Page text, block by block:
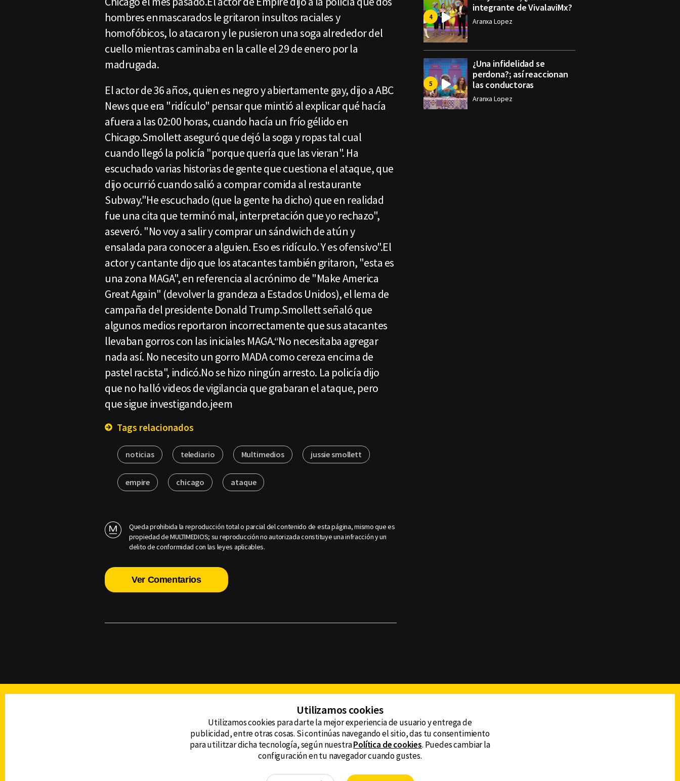
hombres enmascarados le gritaron insultos raciales y
homofóbicos, lo atacaron y le pusieron una soga alrededor del
cuello mientras caminaba en la calle el 29 de enero por la
madrugada.
El actor de 36 años, quien es negro y abiertamente gay, dijo a ABC
News que era "ridículo" pensar que mintió al explicar qué hacía
afuera a las 02:00 horas, cuando hacía un frío gélido en
Chicago.Smollett aseguró que dejó la soga y ropas tal cual
cuando llegó la policía "porque quería que las vieran". Ha
escuchado varias historias de gente que cuestiona el ataque, que
dijo ocurrió cuando salió a comprar comida al restaurante
Subway."He escuchado (que la gente ha dicho) que en realidad
fue una cita que terminó mal, interpretación que yo rechazo",
aseveró. "No voy a salir y comprar un sándwich de atún y
ensalada para conocer a alguien. Eso es ridículo. Y es ofensivo".El
actor y cantante dijo que los atacantes también gritaron, "esta es
una zona MAGA", en referencia al acrónimo de "Make America
Great Again" (devolver la grandeza a Estados Unidos), el lema de
campaña del presidente Donald Trump.Smollett señaló que
algunos medios reportaron incorrectamente que sus atacantes
llevaban gorros con las iniciales MAGA.“No necesitaba agregar
nada así. No necesito un gorro MADA como cereza encima de
pastel racista", indicó.No se hizo ningún arresto. La policía dijo
que no halló videos de vigilancia que grabaran el ataque, pero
que sigue investigando.jeem
Tags relacionados
noticias telediario Multimedios jussie smollett
empire chicago ataque
Queda prohibida la reproducción total o parcial del contenido de esta página, mismo que es
propiedad de MULTIMEDIOS; su reproducción no autorizada constituye una infracción y un
delito de conformidad con las leyes aplicables.
Ver Comentarios
integrante de VivalaviMx?
Aranxa Lopez
¿Una infidelidad se
perdona?; así reaccionan
las conductoras
Aranxa Lopez
DERECHOS RESERVADOS © CANAL 6 2026
Prohibida la reproducción total o parcial, incluyendo
CONTACTO
AVISO DE PRIVACIDAD
AVISO LEGAL
DEFENSORÍA DE LAS AUDIENCIAS
Utilizamos cookies
Utilizamos cookies para darte la mejor experiencia de usuario y entrega de
publicidad, entre otras cosas. Si continúas navegando el sitio, das tu consentimiento
para utilitzar dicha tecnología, según nuestraPolítica de cookies. Puedes cambiar la
configuración en tu navegador cuando gustes.